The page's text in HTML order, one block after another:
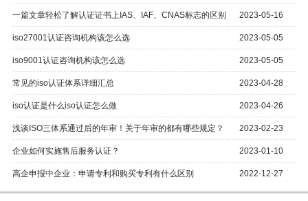
一篇文章轻松了解认证证书上IAS、IAF、CNAS标志的区别 2023-05-16
iso27001认证咨询机构该怎么选 2023-05-05
iso9001认证咨询机构该怎么选 2023-05-05
常见的iso认证体系详细汇总 2023-04-28
iso认证是什么iso认证怎么做 2023-04-26
浅谈ISO三体系通过后的年审！关于年审的都有哪些规定？ 2023-02-23
企业如何实施售后服务认证？ 2023-01-10
高企申报中企业：申请专利和购买专利有什么区别 2022-12-27